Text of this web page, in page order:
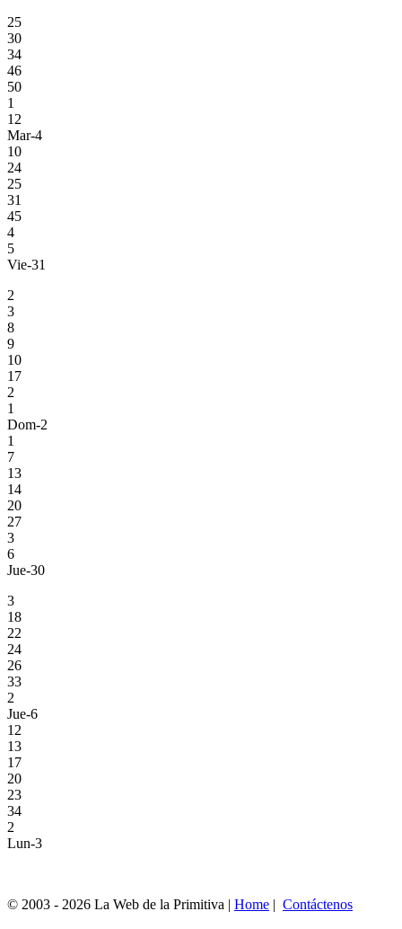
25
30
34
46
50
1
12
Mar-4
10
24
25
31
45
4
5
Vie-31
2
3
8
9
10
17
2
1
Dom-2
1
7
13
14
20
27
3
6
Jue-30
3
18
22
24
26
33
2
Jue-6
12
13
17
20
23
34
2
Lun-3
© 2003 - 2026 La Web de la Primitiva | Home | Contáctenos